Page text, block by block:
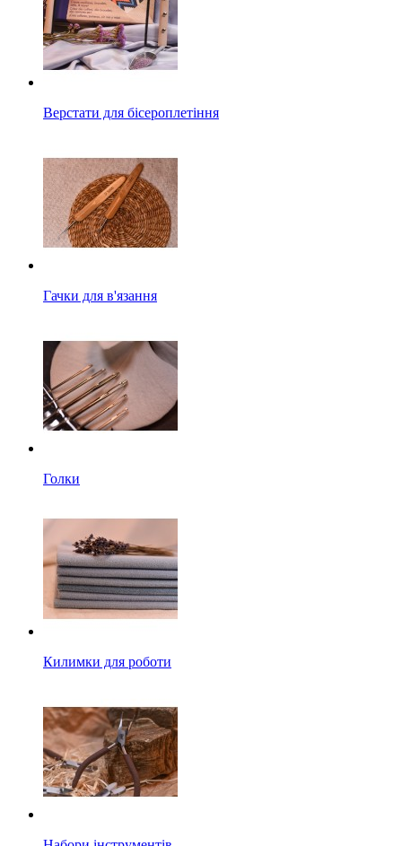
Верстати для бісероплетіння
Гачки для в'язання
Голки
Килимки для роботи